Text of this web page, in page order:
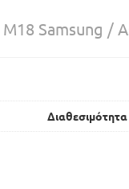
M18 Samsung /
Διαθεσιμότητα